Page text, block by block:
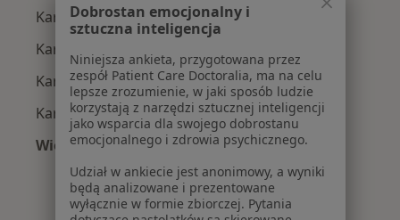
Kardiolodzy z Allianz w Gliwicach
Kardiolodzy z PZU Zdrowie w Gliwicach
Kardiolodzy z LUX MED w Gliwicach
Kardiolodzy z TU Zdrowie w Gliwicach
Więcej (7)
Więcej w kategorii: Najpopularniejsze
Dobrostan emocjonalny i
sztuczna inteligencja
Niniejsza ankieta, przygotowana przez
zespół Patient Care Doctoralia, ma na celu
lepsze zrozumienie, w jaki sposób ludzie
korzystają z narzędzi sztucznej inteligencji
jako wsparcia dla swojego dobrostanu
emocjonalnego i zdrowia psychicznego.
Udział w ankiecie jest anonimowy, a wyniki
będą analizowane i prezentowane
wyłącznie w formie zbiorczej. Pytania